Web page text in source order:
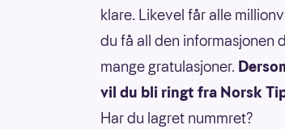
klare. Likevel får alle
du få all den informasjonen
mange gratulasjoner.
vil du bli ringt fra Norsk
Har du lagret nummret?